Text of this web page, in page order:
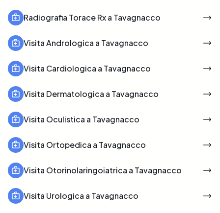
Radiografia Torace Rx a Tavagnacco
Visita Andrologica a Tavagnacco
Visita Cardiologica a Tavagnacco
Visita Dermatologica a Tavagnacco
Visita Oculistica a Tavagnacco
Visita Ortopedica a Tavagnacco
Visita Otorinolaringoiatrica a Tavagnacco
Visita Urologica a Tavagnacco